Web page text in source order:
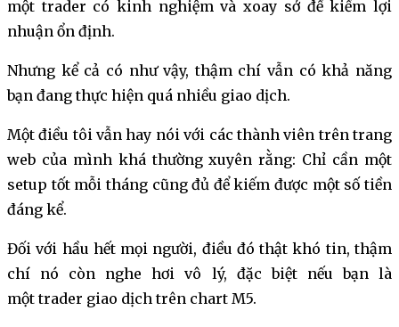
một trader có kinh nghiệm và xoay sở để kiếm lợi
nhuận ổn định.
Nhưng kể cả có như vậy, thậm chí vẫn có khả năng
bạn đang thực hiện quá nhiều giao dịch.
Một điều tôi vẫn hay nói với các thành viên trên trang
web của mình khá thường xuyên rằng: Chỉ cần một
setup tốt mỗi tháng cũng đủ để kiếm được một số tiền
đáng kể.
Đối với hầu hết mọi người, điều đó thật khó tin, thậm
chí nó còn nghe hơi vô lý, đặc biệt nếu bạn là
một trader giao dịch trên chart M5.